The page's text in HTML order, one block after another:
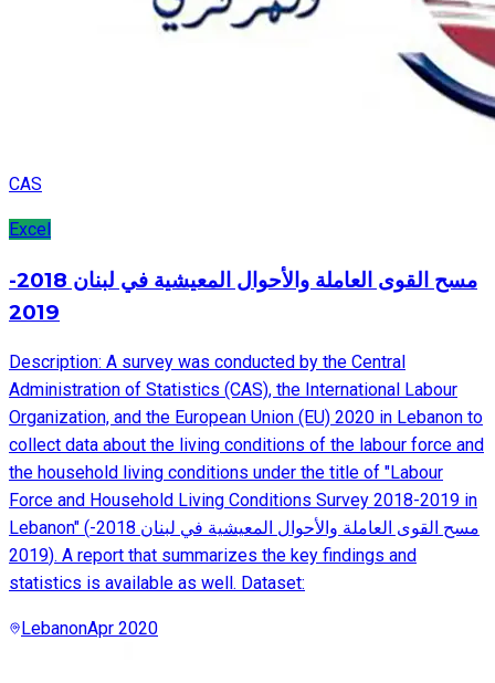
CAS
Excel
مسح القوى العاملة والأحوال المعيشية في لبنان 2018-
2019
Description: A survey was conducted by the Central
Administration of Statistics (CAS), the International Labour
Organization, and the European Union (EU) 2020 in Lebanon to
collect data about the living conditions of the labour force and
the household living conditions under the title of "Labour
Force and Household Living Conditions Survey 2018-2019 in
Lebanon" (مسح القوى العاملة والأحوال المعيشية في لبنان 2018-
2019). A report that summarizes the key findings and
statistics is available as well. Dataset:
LebanonApr 2020